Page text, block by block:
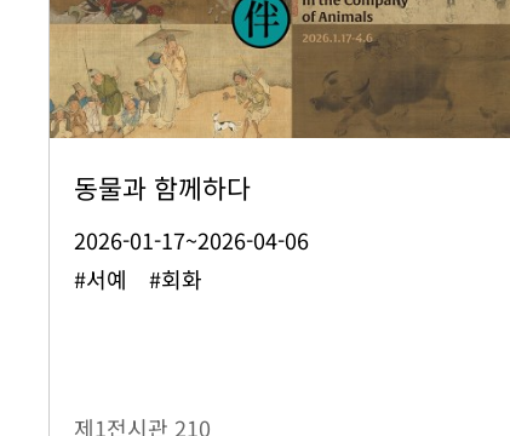
동물과 함께하다
2026-01-17~2026-04-06
#서예 #회화
제1전시관 210